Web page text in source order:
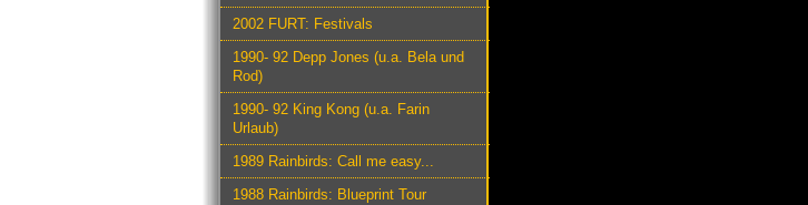
2002 FURT: Festivals
1990- 92 Depp Jones (u.a. Bela und
Rod)
1990- 92 King Kong (u.a. Farin
Urlaub)
1989 Rainbirds: Call me easy...
1988 Rainbirds: Blueprint Tour